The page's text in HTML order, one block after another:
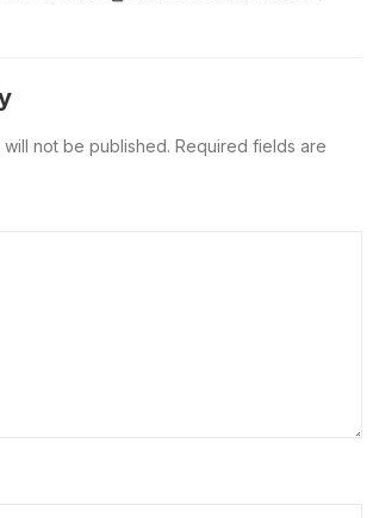
not be published. Required fields are